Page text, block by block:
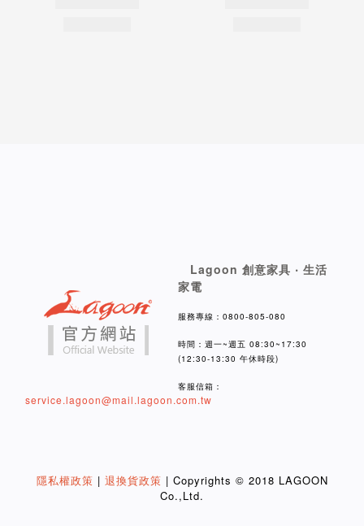
Lagoon 創意家具 ‧ 生活
家電
服務專線：0800-805-080
時間：週一~週五 08:30~17:30
(12:30-13:30 午休時段)
客服信箱：
service.lagoon@mail.lagoon.com.tw
隱私權政策 | 退換貨政策 | Copyrights © 2018 LAGOON
Co.,Ltd.